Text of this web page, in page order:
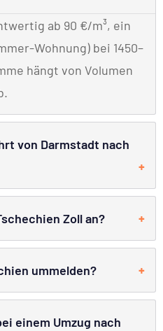
ab 90 €/m³, ein
Wohnung) bei 1450–
hängt von Volumen
von Darmstadt nach
Zoll an?
ummelden?
einem Umzug nach